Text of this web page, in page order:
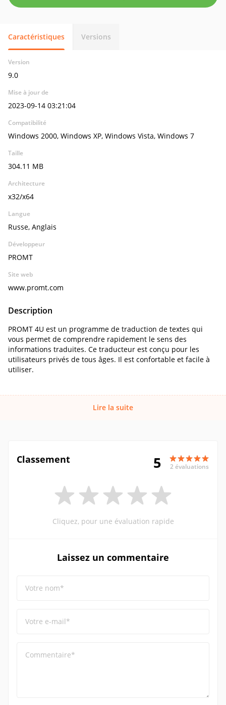
Caractéristiques Versions
Version
9.0
Mise à jour de
2023-09-14 03:21:04
Compatibilité
Windows 2000, Windows XP, Windows Vista, Windows 7
Taille
304.11 MB
Architecture
x32/x64
Langue
Russe, Anglais
Développeur
PROMT
Site web
www.promt.com
Description
PROMT 4U est un programme de traduction de textes qui
vous permet de comprendre rapidement le sens des
informations traduites. Ce traducteur est conçu pour les
utilisateurs privés de tous âges. Il est confortable et facile à
utiliser.
Lire la suite
Classement 5 2 évaluations
Cliquez, pour une évaluation rapide
Laissez un commentaire
Votre nom*
Votre e-mail*
Commentaire*